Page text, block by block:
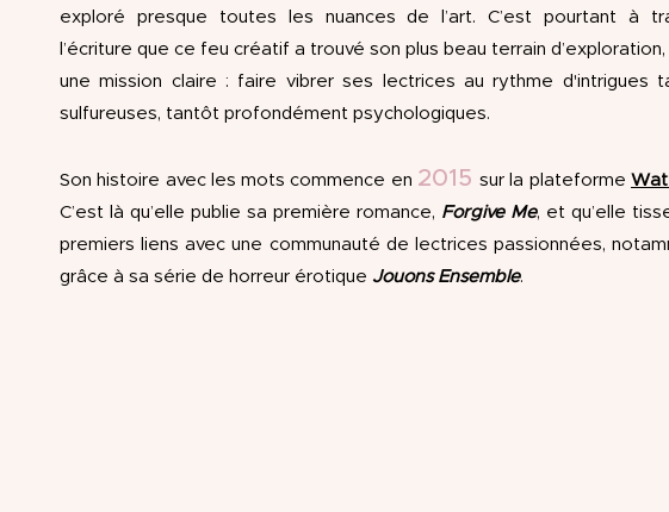
exploré presque toutes les nuances de l’art. C’est pourtant à
l’écriture que ce feu créatif a trouvé son plus beau terrain
une mission claire : faire vibrer ses lectrices au rythme d'intrigues
sulfureuses, tantôt profondément psychologiques.
Son histoire avec les mots commence en 2015sur la plateforme
C’est là qu’elle publie sa première romance, Forgive Me, et qu’elle
premiers liens avec une communauté de lectrices passionnées,
grâce à sa série de horreur érotique Jouons Ensemble.